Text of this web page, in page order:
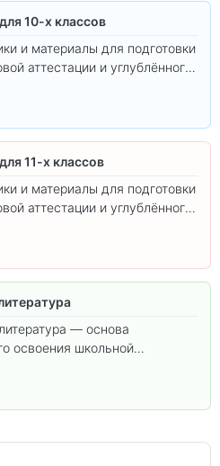
10-х классов
и материалы для подготовки
аттестации и углублённого
11-х классов
и материалы для подготовки
аттестации и углублённого
— основа
освоения школьной
а также расширить кругозор